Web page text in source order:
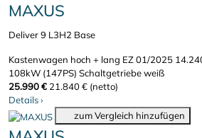
MAXUS
Deliver 9 L3H2 Base
Kastenwagen hoch + lang EZ 01/2025
108kW (147PS) Schaltgetriebeweiß
25.990 € 21.840 € (netto)
Details›
zum Vergleich hinzufügen